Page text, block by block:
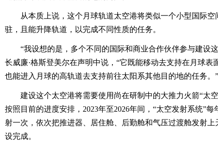
从本质上说，这个月球轨道太空港将类似一个小型国际空
驻，且能升降轨道，以完成不同性质的任务。
“我设想的是，多个不同的国际和商业合作伙伴参与建设
长威廉·格斯登美尔在声明中说，“它既能移动去支持在月球表
也能进入月球的高轨道去支持前往太阳系其他目的地的任务。”
建设这个太空港将需要使用尚在研制中的大推力火箭“太空
按照目前的进度安排，2023年至2026年间，“太空发射系统”
射一次，依次把推进器、居住舱、后勤舱和气压过渡舱发射
设完成。